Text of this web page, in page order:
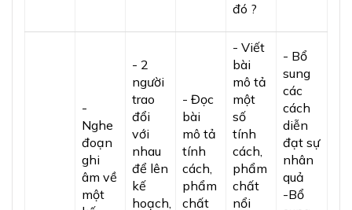
đó ?
-
Nghe
đoạn
ghi
âm về
một
- 2
người
trao
đổi
với
nhau
để lên
kế
hoạch,
- Đọc
bài
mô tả
tính
cách,
phẩm
chất
- Viết
bài
mô tả
một
số
tính
cách,
phẩm
chất
nổi
- Bổ
sung
các
cách
diễn
đạt sự
nhân
quả
-Bổ